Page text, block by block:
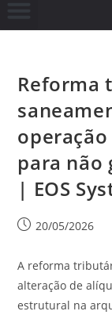
Reforma
para não
| EOS
20/05/2026
A reforma
alteração de
estrutural na